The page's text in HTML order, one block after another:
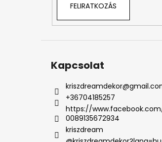
FELIRATKOZÁS
Kapcsolat
kriszdreamdekor@
+36704185257
https://
0089135672934
kriszdream